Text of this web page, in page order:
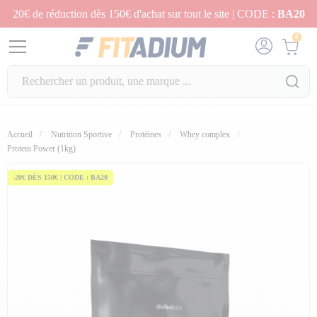
20€ de réduction dès 150€ d'achat sur tout le site | CODE : BA20
0
Accueil Nutrition Sportive Protéines
Whey complex
Protein Power (1kg)
-20€ DÈS 150€ | CODE : BA20